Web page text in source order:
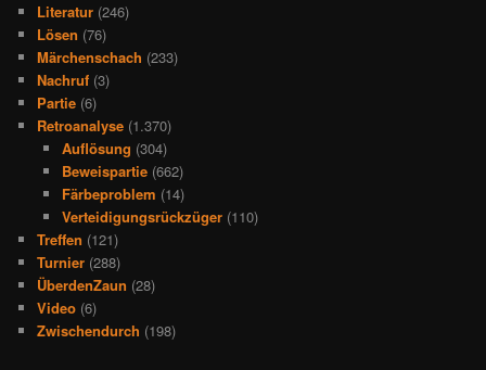
Literatur (246)
Lösen (76)
Märchenschach (233)
Nachruf (3)
Partie (6)
Retroanalyse (1.370)
Auflösung (304)
Beweispartie(662)
Färbeproblem (14)
Verteidigungsrückzüger(110)
Treffen (121)
Turnier (288)
ÜberdenZaun (28)
Video (6)
Zwischendurch (198)